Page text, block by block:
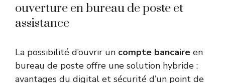
ouverture en bureau de poste et
assistance
La possibilité d’ouvrir un compte bancaire en
bureau de poste offre une solution hybride :
avantages du digital et sécurité d’un point de